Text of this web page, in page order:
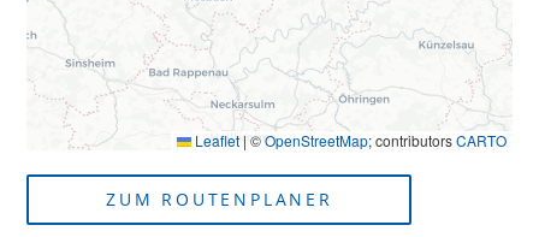
Leaflet | ©OpenStreetMap; contributorsCARTO
ZUM ROUTENPLANER